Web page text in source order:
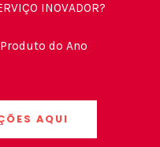
INOVADOR?
do Ano
AQUI